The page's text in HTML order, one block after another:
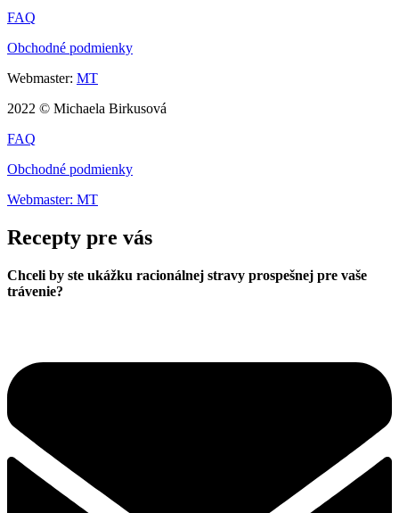
FAQ
Obchodné podmienky
Webmaster: MT
2022 © Michaela Birkusová
FAQ
Obchodné podmienky
Webmaster: MT
Recepty pre vás
Chceli by ste ukážku racionálnej stravy prospešnej pre vaše
trávenie?